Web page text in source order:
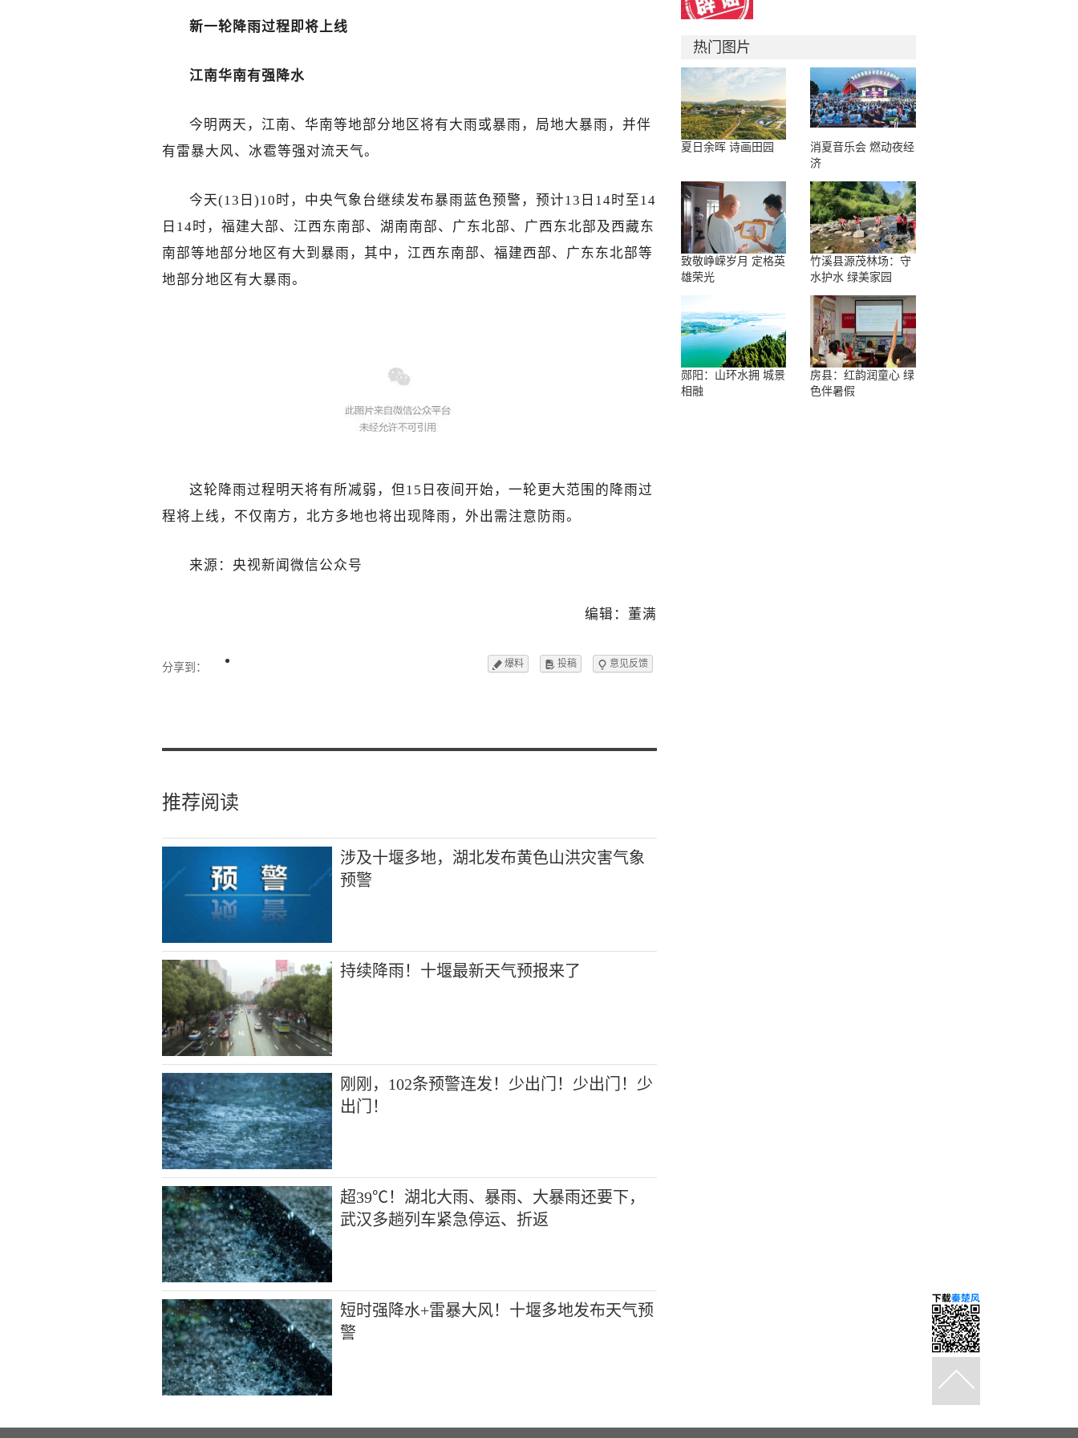
新一轮降雨过程即将上线
江南华南有强降水
今明两天，江南、华南等地部分地区将有大雨或暴雨，局地大暴雨，并伴
有雷暴大风、冰雹等强对流天气。
今天(13日)10时，中央气象台继续发布暴雨蓝色预警，预计13日14时至14
日14时，福建大部、江西东南部、湖南南部、广东北部、广西东北部及西藏东
南部等地部分地区有大到暴雨，其中，江西东南部、福建西部、广东东北部等
地部分地区有大暴雨。
这轮降雨过程明天将有所减弱，但15日夜间开始，一轮更大范围的降雨过
程将上线，不仅南方，北方多地也将出现降雨，外出需注意防雨。
来源：央视新闻微信公众号
编辑：董满
分享到： 爆料 投稿  意见反馈
推荐阅读
涉及十堰多地，湖北发布黄色山洪灾害气象
预警
持续降雨！十堰最新天气预报来了
刚刚，102条预警连发！少出门！少出门！少
出门！
超39℃！湖北大雨、暴雨、大暴雨还要下，
武汉多趟列车紧急停运、折返
短时强降水+雷暴大风！十堰多地发布天气预
警
热门图片
夏日余晖 诗画田园
消夏音乐会 燃动夜经
济
致敬峥嵘岁月 定格英
雄荣光
竹溪县源茂林场：守
水护水 绿美家园
郧阳：山环水拥 城景
相融
房县：红韵润童心 绿
色伴暑假